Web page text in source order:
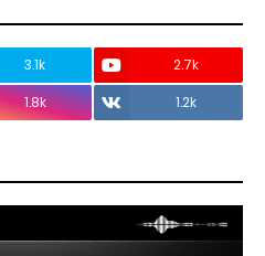
3.1k
2.7k
1.8k 1.2k